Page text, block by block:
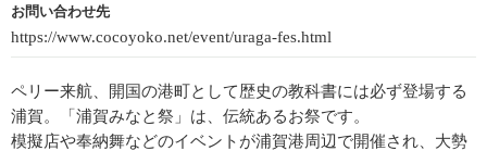
お問い合わせ先
https://www.cocoyoko.net/event/uraga-fes.html
ペリー来航、開国の港町として歴史の教科書には必ず登場する
浦賀。「浦賀みなと祭」は、伝統あるお祭です。
模擬店や奉納舞などのイベントが浦賀港周辺で開催され、大勢